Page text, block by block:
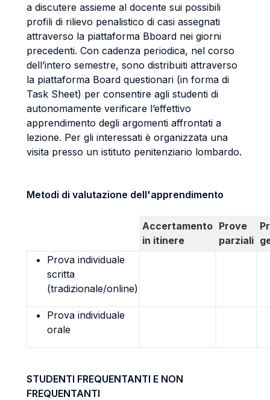
a discutere assieme al docente sui possibili
profili di rilievo penalistico di casi assegnati
attraverso la piattaforma Bboard nei giorni
precedenti. Con cadenza periodica, nel corso
dell’intero semestre, sono distribuiti attraverso
la piattaforma Board questionari (in forma di
Task Sheet) per consentire agli studenti di
autonomamente verificare l’effettivo
apprendimento degli argomenti affrontati a
lezione. Per gli interessati è organizzata una
visita presso un istituto penitenziario lombardo.
Metodi di valutazione dell'apprendimento
Accertamento
in itinere
Prove
parziali
Prova individuale
scritta
(tradizionale/online)
Prova individuale
orale
STUDENTI FREQUENTANTI E NON
FREQUENTANTI